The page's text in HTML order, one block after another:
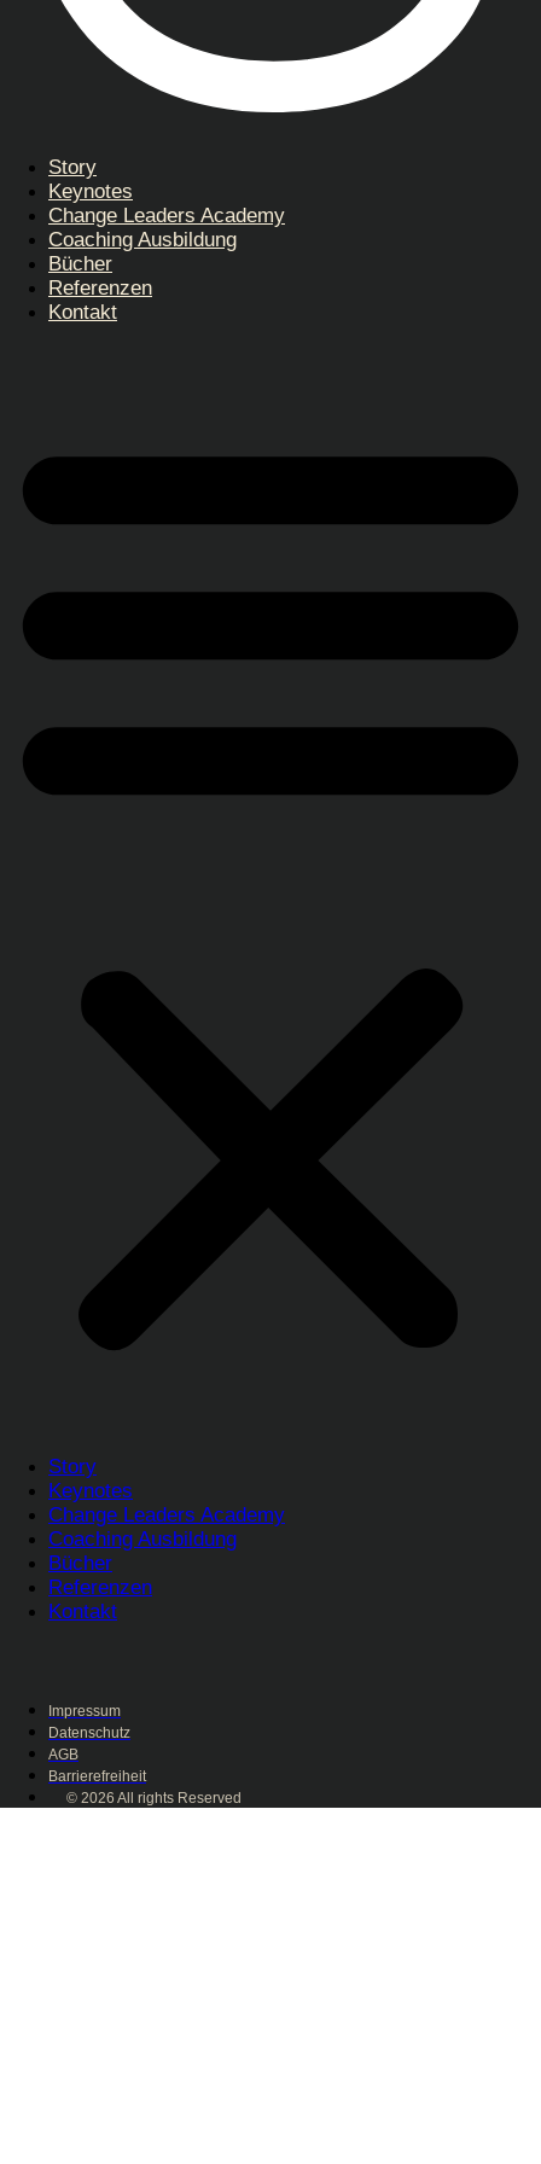
Story
Keynotes
Change Leaders Academy
Coaching Ausbildung
Bücher
Referenzen
Kontakt
Story
Keynotes
Change Leaders Academy
Coaching Ausbildung
Bücher
Referenzen
Kontakt
Impressum
Datenschutz
AGB
Barrierefreiheit
© 2026 All rights Reserved